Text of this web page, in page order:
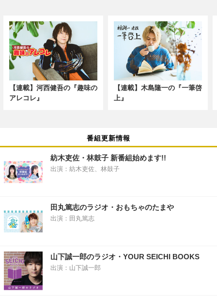
【連載】河西健吾の『趣味の
アレコレ』
【連載】木島隆一の『一筆啓
上』
番組更新情報
紡木吏佐・林鼓子 新番組始めます!!
出演：紡木吏佐、林鼓子
田丸篤志のラジオ・おもちゃのたまや
出演：田丸篤志
山下誠一郎のラジオ・YOUR SEICHI BOOKS
出演：山下誠一郎